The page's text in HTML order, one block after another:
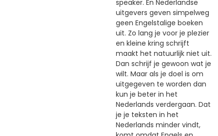
speaker. En Nederlandse
uitgevers geven simpelweg
geen Engelstalige boeken
uit. Zo lang je voor je plezier
en kleine kring schrijft
maakt het natuurlijk niet uit.
Dan schrijf je gewoon wat je
wilt. Maar als je doel is om
uitgegeven te worden dan
kun je beter in het
Nederlands verdergaan. Dat
je je teksten in het
Nederlands minder vindt,